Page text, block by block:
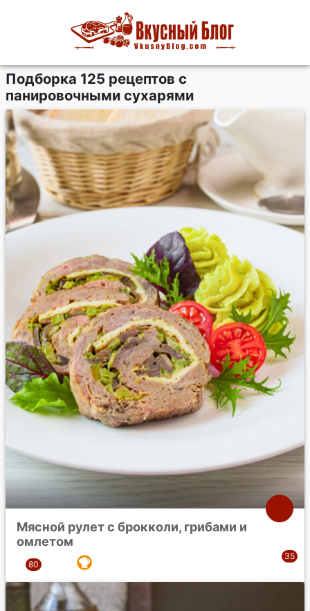
Подборка 125 рецептов с
панировочными сухарями
Мясной рулет с брокколи, грибами и
омлетом